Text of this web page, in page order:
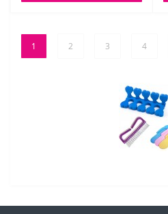
1 2 3 4